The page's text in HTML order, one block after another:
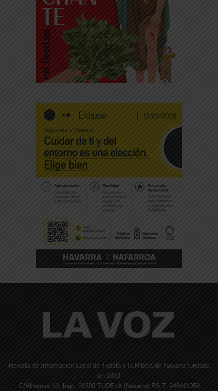
Revista de Información Local de Tudela y la Ribera de Navarra fundada
en 1953
C/Alhemas 10, bajo. 31500 TUDELA (Navarra) ES T. 948411059